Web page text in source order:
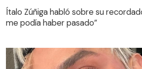
Ítalo Zúñiga habló sobre su
me podía haber pasado”